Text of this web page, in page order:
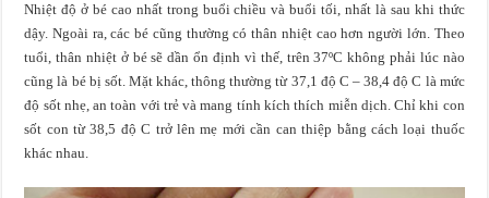
Nhiệt độ ở bé cao nhất trong buổi chiều và buổi tối, nhất là sau khi thức
dậy. Ngoài ra, các bé cũng thường có thân nhiệt cao hơn người lớn. Theo
tuổi, thân nhiệt ở bé sẽ dần ổn định vì thế, trên 37ºC không phải lúc nào
cũng là bé bị sốt. Mặt khác, thông thường từ 37,1 độ C – 38,4 độ C là mức
độ sốt nhẹ, an toàn với trẻ và mang tính kích thích miễn dịch. Chỉ khi con
sốt con từ 38,5 độ C trở lên mẹ mới cần can thiệp bằng cách loại thuốc
khác nhau.